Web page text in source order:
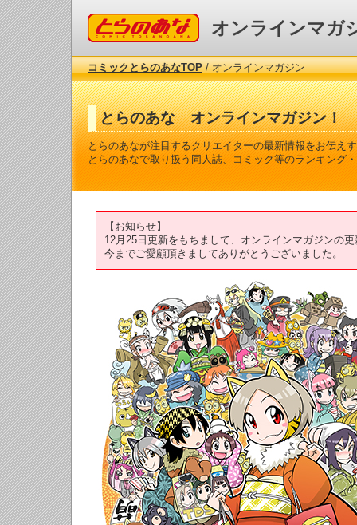
コミックとらのあな オンラインマガ
コミックとらのあなTOP/ オンラインマガジン
とらのあな オンラインマガジン！
とらのあなが注目するクリエイターの最新情報をお伝え
とらのあなで取り扱う同人誌、コミック等のランキング
【お知らせ】
12月25日更新をもちまして、オンラインマガジンの
今までご愛顧頂きましてありがとうございました。